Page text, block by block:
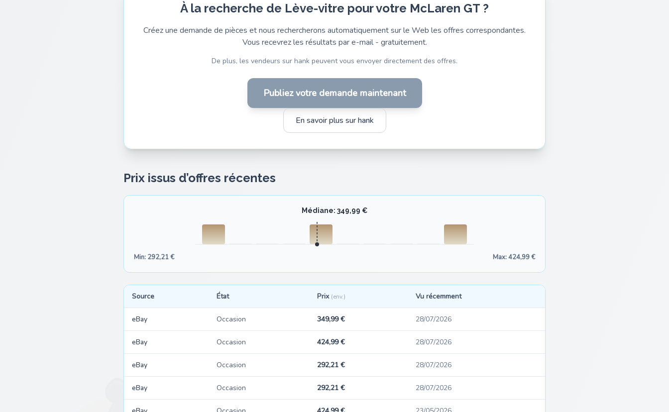
À la recherche de Lève-vitre pour votre McLaren GT ?
Créez une demande de pièces et nous rechercherons automatiquement sur le Web les offres correspondantes.
Vous recevrez les résultats par e-mail - gratuitement.
De plus, les vendeurs sur hank peuvent vous envoyer directement des offres.
Publiez votre demande maintenant
En savoir plus sur hank
Prix issus d’offres récentes
Médiane: 349,99 €
Min: 292,21 € Max: 424,99 €
Source État Prix (env.) Vu récemment
eBay Occasion 349,99 € 28/07/2026
eBay Occasion 424,99 € 28/07/2026
eBay Occasion 292,21 € 28/07/2026
eBay Occasion 292,21 € 28/07/2026